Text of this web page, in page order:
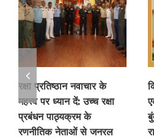
रक्षा प्रतिष्ठान नवाचार के
महत्त्व पर ध्यान दें: उच्च रक्षा
प्रबंधन पाठ्यक्रम के
रणनीतिक नेताओं से जनरल